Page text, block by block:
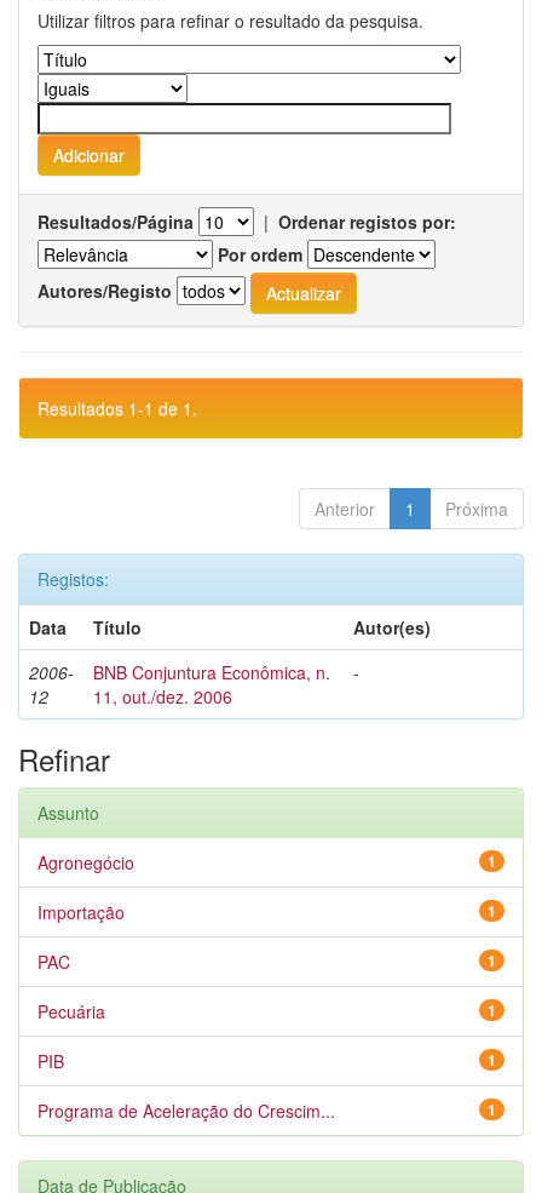
Utilizar filtros para refinar o resultado da pesquisa.
Resultados/Página | Ordenar registos por:
Por ordem
Autores/Registo
Resultados 1-1 de 1.
Anterior 1 Próxima
Registos:
Data
Título
Autor(es)
2006-
12
BNB Conjuntura Econômica, n.
11, out./dez. 2006
-
Refinar
Assunto
1
Agronegócio
1
Importação
1
PAC
1
Pecuária
1
PIB
1
Programa de Aceleração do Crescim...
Data de Publicação